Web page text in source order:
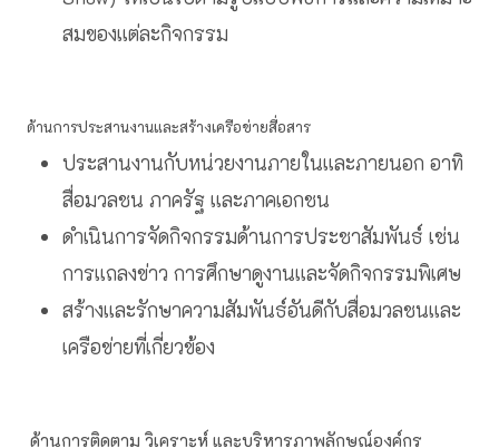
สมของแต่ละกิจกรรม
ด้านการประสานงานและสร้างเครือข่ายสื่อสาร
ประสานงานกับหน่วยงานภายในและภายนอก อาทิ
สื่อมวลชน ภาครัฐ และภาคเอกชน
ดำเนินการจัดกิจกรรมด้านการประชาสัมพันธ์ เช่น
การแถลงข่าว การศึกษาดูงานและจัดกิจกรรมพิเศษ
สร้างและรักษาความสัมพันธ์อันดีกับสื่อมวลชนและ
เครือข่ายที่เกี่ยวข้อง
ด้านการติดตาม วิเคราะห์ และบริหารภาพลักษณ์องค์กร